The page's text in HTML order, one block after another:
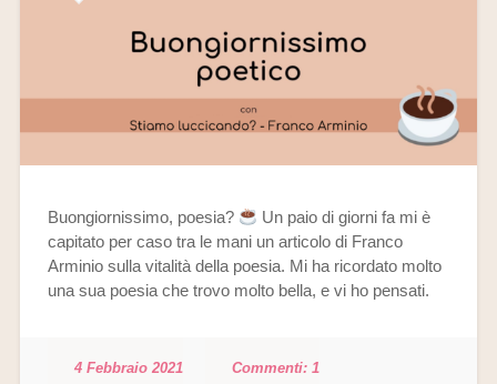
Buongiornissimo, poesia?
Un paio di giorni fa mi è
capitato per caso tra le mani un articolo di Franco
Arminio sulla vitalità della poesia. Mi ha ricordato molto
una sua poesia che trovo molto bella, e vi ho pensati.
4 Febbraio 2021 1